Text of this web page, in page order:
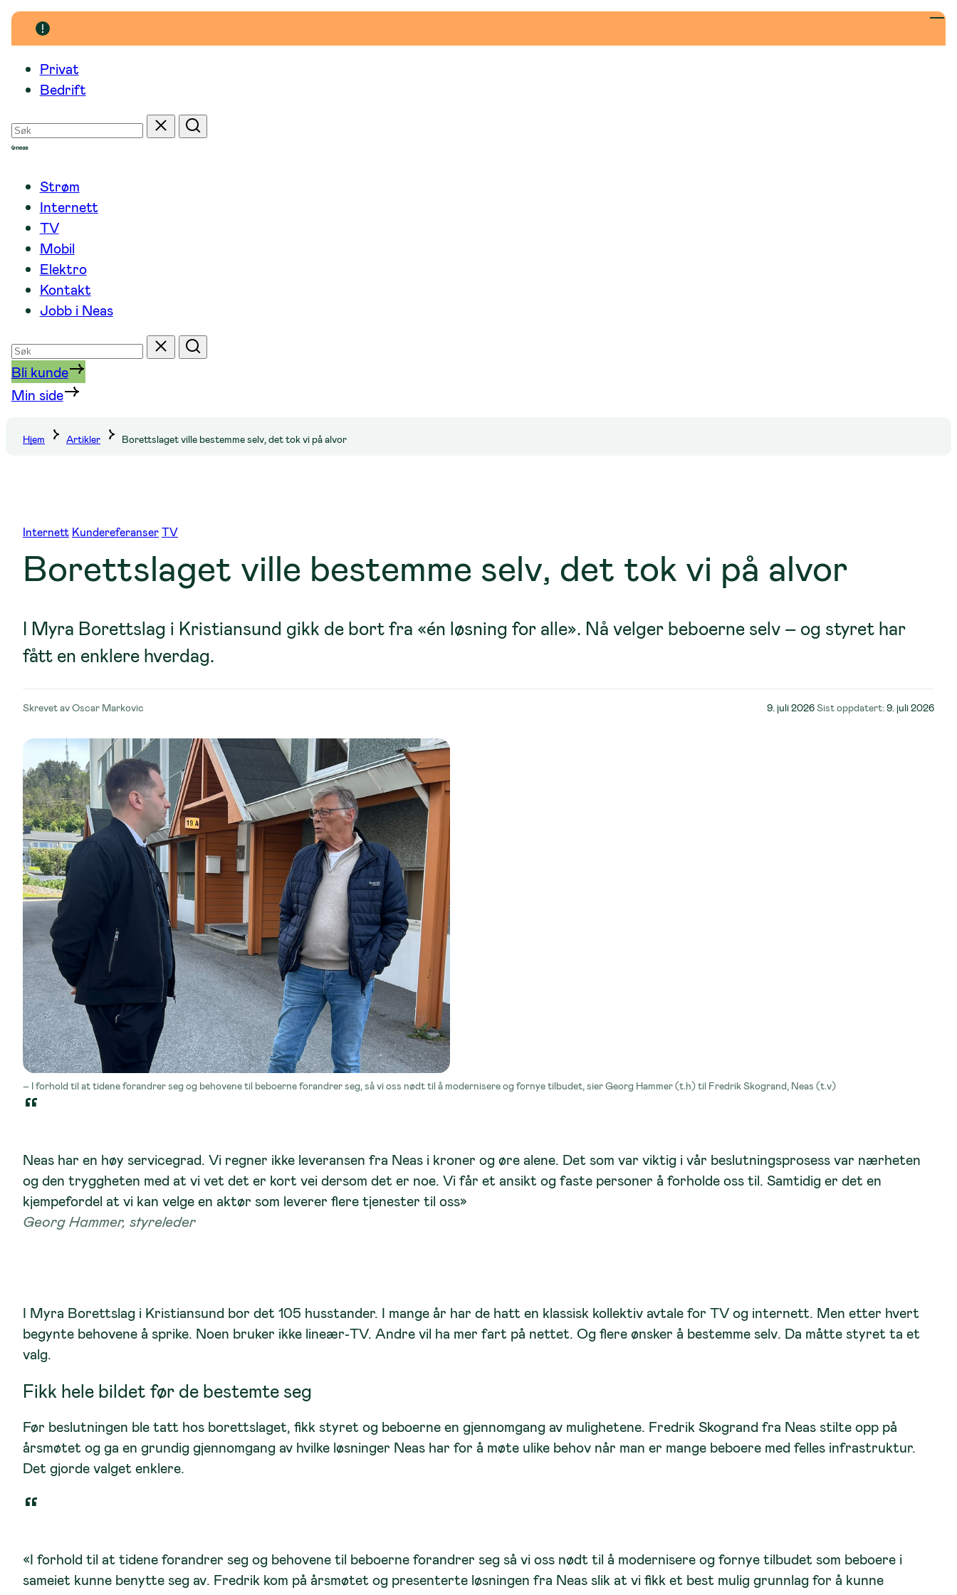
Hopp
Privat
Bedrift
Søk
etter
Tilbakestill
Søk
Strøm
Internett
TV
Mobil
Elektro
Kontakt
Jobb i Neas
Søk
etter
Tilbakestill
Søk
Bli kunde
Min side
Hjem Artikler Borettslaget ville bestemme selv, det tok vi på alvor
Internett KundereferanserTV
Borettslaget ville bestemme selv, det tok vi på alvor
I Myra Borettslag i Kristiansund gikk de bort fra «én løsning for alle». Nå velger beboerne selv – og styret har
fått en enklere hverdag.
Skrevet avOscar Markovic Lagt
9. juli 2026Sist oppdatert:9. juli 2026
– I forhold til at tidene forandrer seg og behovene til beboerne forandrer seg, så vi oss nødt til å modernisere og fornye tilbudet, sier Georg Hammer (t.h) til Fredrik Skogrand, Neas (t.v)
Neas har en høy servicegrad. Vi regner ikke leveransen fra Neas i kroner og øre alene. Det som var viktig i vår beslutningsprosess var nærheten
og den tryggheten med at vi vet det er kort vei dersom det er noe. Vi får et ansikt og faste personer å forholde oss til. Samtidig er det en
kjempefordel at vi kan velge en aktør som leverer flere tjenester til oss»
Georg Hammer, styreleder
I Myra Borettslag i Kristiansund bor det 105 husstander. I mange år har de hatt en klassisk kollektiv avtale for TV og internett. Men etter hvert
begynte behovene å sprike. Noen bruker ikke lineær‑TV. Andre vil ha mer fart på nettet. Og flere ønsker å bestemme selv. Da måtte styret ta et
valg.
Fikk hele bildet før de bestemte seg
Før beslutningen ble tatt hos borettslaget, fikk styret og beboerne en gjennomgang av mulighetene. Fredrik Skogrand fra Neas stilte opp på
årsmøtet og ga en grundig gjennomgang av hvilke løsninger Neas har for å møte ulike behov når man er mange beboere med felles infrastruktur.
Det gjorde valget enklere.
«I forhold til at tidene forandrer seg og behovene til beboerne forandrer seg så vi oss nødt til å modernisere og fornye tilbudet som beboere i
sameiet kunne benytte seg av. Fredrik kom på årsmøtet og presenterte løsningen fra Neas slik at vi fikk et best mulig grunnlag for å kunne